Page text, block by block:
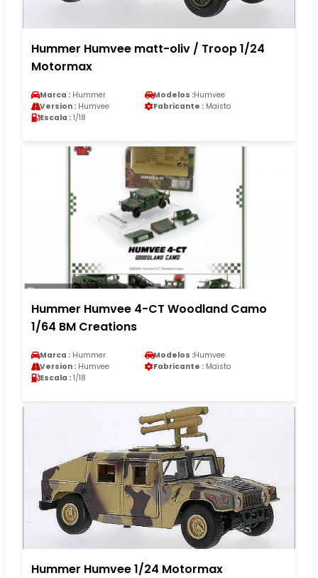
Hummer Humvee matt-oliv / Troop 1/24
Motormax
Marca : Hummer Modelos :Humvee
Version : Humvee Fabricante : Maisto
Escala : 1/18
Hummer Humvee 4-CT Woodland Camo
1/64 BM Creations
Marca : Hummer Modelos :Humvee
Version : Humvee Fabricante : Maisto
Escala : 1/18
Hummer Humvee 1/24 Motormax